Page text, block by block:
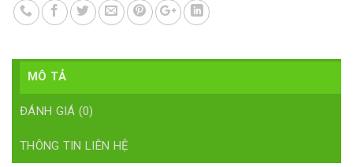
MÔ TẢ
ĐÁNH GIÁ (0)
THÔNG TIN LIÊN HỆ